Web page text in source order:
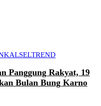
KALSELTREND
Panggung Rakyat, 19
Bulan Bung Karno